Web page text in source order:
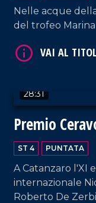
Nelle acque
del trofeo Marina
28:31
Premio
ST 4 PUNTATA
A Catanzaro l'XI
internazionale
Roberto De
VAI AL TITOLO
VAI AL TITOLO